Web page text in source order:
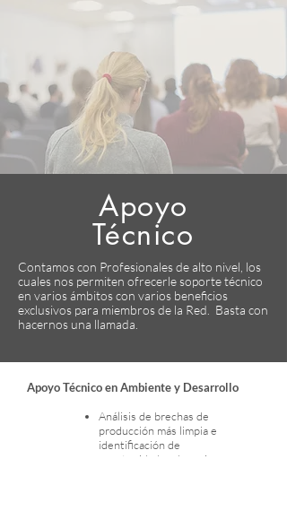
Apoyo
​Técnico
Contamos con Profesionales de alto nivel, los
cuales nos permiten ofrecerle soporte técnico
en varios ámbitos con varios beneficios
exclusivos para miembros de la Red. Basta con
hacernos una llamada.
Apoyo Técnico en Ambiente y Desarrollo
Análisis de brechas de
producción más limpia e
identificación de
oportunidades de mejora.